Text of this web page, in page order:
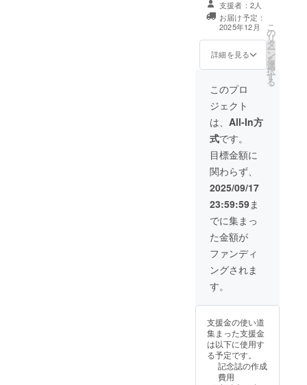
交通費や滞在費
は各自でご負担
ください。 ・支
援者様との連絡
方法：詳細は
誌】 記念誌 １
冊 ・内容：部の
歴史・歴代顧問
からのメッセー
ジ・活動写真集
など ・デザイ
ン：未定（業者
にお任せしてい
ます） ・商品サ
イズ：A4サイズ
ページほど
ります。 ・日
時：令和7年12
月27日（土曜
日）14:00-
17:00 ・場所：
関市文化会館
〒501-3232 ・
チケット：取り
置きになりま
す。直接現地に
起こしくださ
い。 ・支援者様
の交通費や滞在
費：支援者様の
交通費や滞在費
は各自でご負担
ください。 ・支
援者様との連絡
方法：詳細は
メールで連絡し
ます。 【記念
誌】 記念誌 １
冊 ・内容：部の
歴史・歴代顧問
からのメッセー
ジ・活動写真集
など ・デザイ
ます） ・商品サ
イズ：A4サイズ
・ページ数：20
ページほど
【DVD】 第50回
定期発表会の
必ず備考欄に希
望されるお名前
をご記入くださ
い。 ※お名前の
掲載を希望され
記入ください。
【チケット】 第
50回定期発表会
チケット Vip席
２枚 ※詳細につ
いては下記の通
りとなります。
・日時：令和7年
12月27日（土曜
日）14:00-
関市文化会館
〒501-3232 ・
チケット：取り
置きになりま
す。直接現地に
起こしくださ
い。 ・支援者様
の交通費や滞在
費：支援者様の
交通費や滞在費
は各自でご負担
ください。 ・支
援者様との連絡
方法：詳細は
メールで連絡し
ます。 【リハー
支援者：2人
お届け予定：
2025年12月
詳細を見る
こ
の
リ
タ
ー
ン
を
選
択
す
る
このプロ
ジェクト
は、 All-In方
式です。
目標金額に
関わらず、
2025/09/17
23:59:59ま
でに集まっ
た金額が
ファンディ
ングされま
す。
支援金の使い道
集まった支援金
は以下に使用す
る予定です。
記念誌の作成
費用